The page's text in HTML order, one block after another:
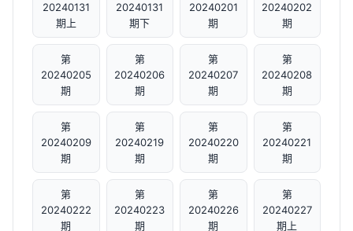
20240131
期上
20240131
期下
20240201
期
20240202
期
第
20240205
期
第
20240206
期
第
20240207
期
第
20240208
期
第
20240209
期
第
20240219
期
第
20240220
期
第
20240221
期
第
20240222
期
第
20240223
期
第
20240226
期
第
20240227
期上